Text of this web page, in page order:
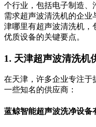
个行业，包括电子制造、
需求超声波清洗机的企业
津哪里有超声波清洗机，
优质设备的关键要点。
1. 天津超声波清洗机
在天津，许多企业专注于
一些知名的供应商：
蓝鲸智能超声波洗净设备